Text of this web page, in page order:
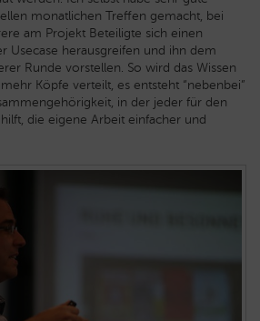
monatlichen Treffen gemacht, bei
am Projekt Beteiligte sich einen
Usecase herausgreifen und ihn dem
Runde vorstellen. So wird das Wissen
Köpfe verteilt, es entsteht “nebenbei”
in der jeder für den
die eigene Arbeit einfacher und